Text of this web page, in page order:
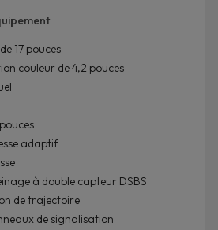
17 pouces
couleur de 4,2 pouces
adaptif
à double capteur DSBS
de trajectoire
de signalisation